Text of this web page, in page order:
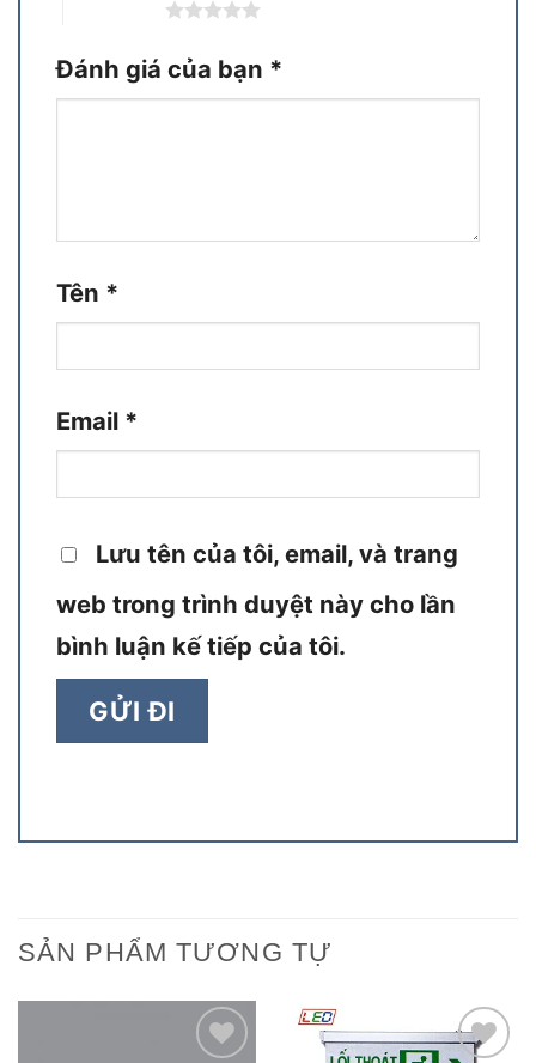
Đánh giá của bạn *
Tên *
Email *
Lưu tên của tôi, email, và trang
web trong trình duyệt này cho lần
bình luận kế tiếp của tôi.
SẢN PHẨM TƯƠNG TỰ